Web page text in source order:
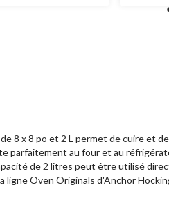
8 x 8 po et 2 L permet de cuire et
parfaitement au four et au
de 2 litres peut être utilisé
ligne Oven Originals d'Anchor